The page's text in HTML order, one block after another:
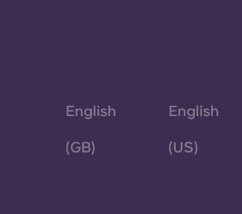
English
(GB)
English
(US)